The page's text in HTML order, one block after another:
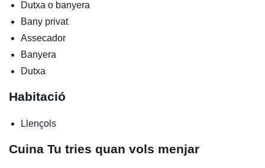
Dutxa o banyera
Bany privat
Assecador
Banyera
Dutxa
Habitació
Llençols
Cuina Tu tries quan vols menjar